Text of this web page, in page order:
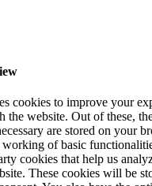
cookies to improve your
the website. Out of these,
are stored on your
working of basic
cookies that help us
These cookies will be